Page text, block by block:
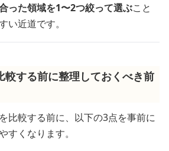
った領域を1〜2つ絞って選ぶこと
い近道です。
較する前に整理しておくべき前
比較する前に、以下の3点を事前に
すくなります。